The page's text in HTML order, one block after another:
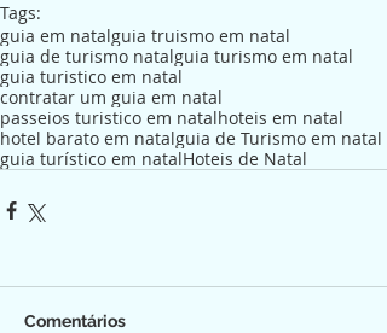
Tags:
guia em natalguia truismo em natal
guia de turismo natalguia turismo em natal
guia turistico em natal
contratar um guia em natal
passeios turistico em natalhoteis em natal
hotel barato em natalguia de Turismo em natal
guia turístico em natalHoteis de Natal
Comentários